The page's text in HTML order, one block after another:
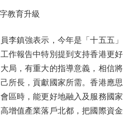
教育升級
鎮強表示，今年是「十五五」
作報告中特別提到支持香港更好
局，有重大的指導意義，相信將
所長，貢獻國家所需。香港應思
區時，能更好地融入及服務國家
增值產業落戶北都，把國際資金